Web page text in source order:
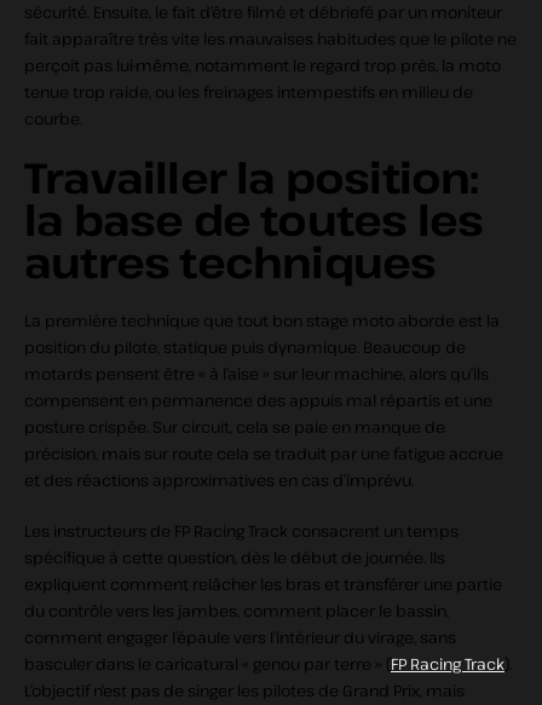
sécurité. Ensuite, le fait d’être filmé et débriefé par un moniteur
fait apparaître très vite les mauvaises habitudes que le pilote ne
perçoit pas lui‑même, notamment le regard trop près, la moto
tenue trop raide, ou les freinages intempestifs en milieu de
courbe.
Travailler la position:
la base de toutes les
autres techniques
La première technique que tout bon stage moto aborde est la
position du pilote, statique puis dynamique. Beaucoup de
motards pensent être « à l’aise » sur leur machine, alors qu’ils
compensent en permanence des appuis mal répartis et une
posture crispée. Sur circuit, cela se paie en manque de
précision, mais sur route cela se traduit par une fatigue accrue
et des réactions approximatives en cas d’imprévu.
Les instructeurs de FP Racing Track consacrent un temps
spécifique à cette question, dès le début de journée. Ils
expliquent comment relâcher les bras et transférer une partie
du contrôle vers les jambes, comment placer le bassin,
comment engager l’épaule vers l’intérieur du virage, sans
basculer dans le caricatural « genou par terre » (FP Racing Track).
L’objectif n’est pas de singer les pilotes de Grand Prix, mais